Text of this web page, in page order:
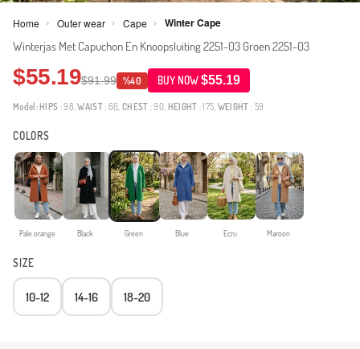
Home > Outer wear > Cape > Winter Cape
Winterjas Met Capuchon En Knoopsluiting 2251-03 Groen 2251-03
$55.19$91.99 %40 BUY NOW$55.19
Model: HIPS : 98,WAIST: 66,CHEST : 90, HEIGHT : 175, WEIGHT : 59
COLORS
Pale orange Black Green Blue Ecru Maroon
SIZE
10-12 14-16 18-20